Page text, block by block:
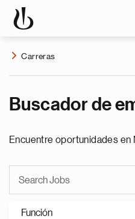
Carreras
Buscador de
Encuentre oportunidades en
Función